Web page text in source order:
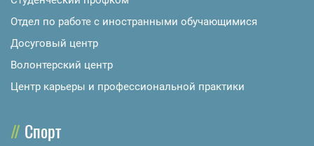
Отдел по работе с иностранными обучающимися
Досуговый центр
Волонтерский центр
Центр карьеры и профессиональной практики
Спорт